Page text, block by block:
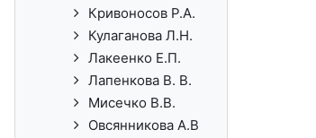
Кривоносов Р.А.
Кулаганова Л.Н.
Лакеенко Е.П.
Лапенкова В. В.
Мисечко В.В.
Овсянникова А.В